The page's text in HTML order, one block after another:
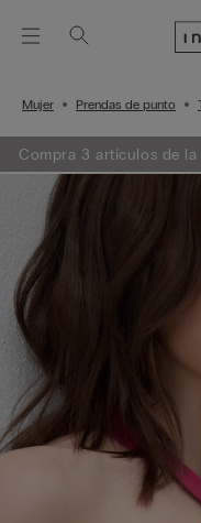
Mujer Prendas de punto
Compra 3 artículos de
precio de 2. El
en el carrito.